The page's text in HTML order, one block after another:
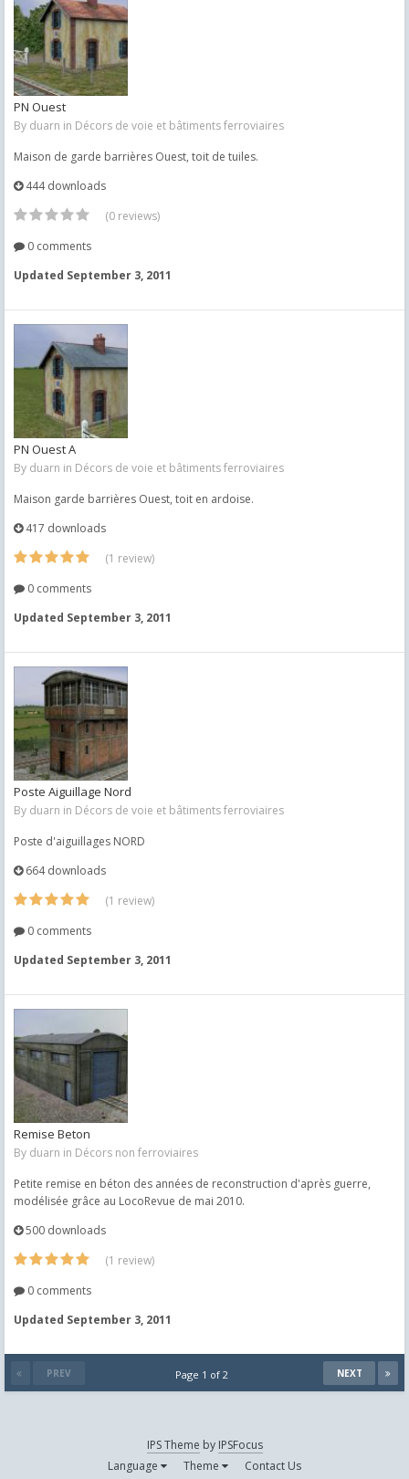
PN Ouest
By duarn in Décors de voie et bâtiments ferroviaires
Maison de garde barrières Ouest, toit de tuiles.
444 downloads
(0 reviews)
0 comments
Updated September 3, 2011
PN Ouest A
By duarn in Décors de voie et bâtiments ferroviaires
Maison garde barrières Ouest, toit en ardoise.
417 downloads
(1 review)
0 comments
Updated September 3, 2011
Poste Aiguillage Nord
By duarn in Décors de voie et bâtiments ferroviaires
Poste d'aiguillages NORD
664 downloads
(1 review)
0 comments
Updated September 3, 2011
Remise Beton
By duarn in Décors non ferroviaires
Petite remise en béton des années de reconstruction d'après guerre,
modélisée grâce au LocoRevue de mai 2010.
500 downloads
(1 review)
0 comments
Updated September 3, 2011
PREV NEXT
Page 1 of 2
IPS Theme by IPSFocus
Language
Theme Contact Us